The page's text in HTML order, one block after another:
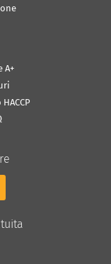
A+